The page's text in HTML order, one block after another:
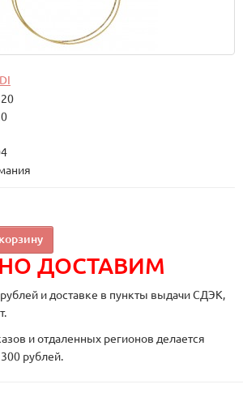
ДОСТАВИМ
и доставке в пункты выдачи СДЭК,
и отдаленных регионов делается
рублей.